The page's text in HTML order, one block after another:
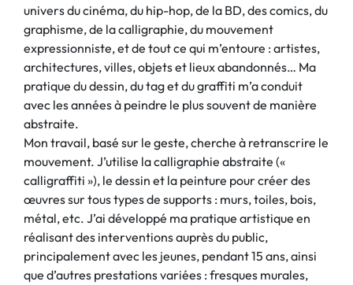
univers du cinéma, du hip-hop, de la BD, des comics, du
graphisme, de la calligraphie, du mouvement
expressionniste, et de tout ce qui m’entoure : artistes,
architectures, villes, objets et lieux abandonnés… Ma
pratique du dessin, du tag et du graffiti m’a conduit
avec les années à peindre le plus souvent de manière
abstraite.
Mon travail, basé sur le geste, cherche à retranscrire le
mouvement. J’utilise la calligraphie abstraite («
calligraffiti »), le dessin et la peinture pour créer des
œuvres sur tous types de supports : murs, toiles, bois,
métal, etc. J’ai développé ma pratique artistique en
réalisant des interventions auprès du public,
principalement avec les jeunes, pendant 15 ans, ainsi
que d’autres prestations variées : fresques murales,